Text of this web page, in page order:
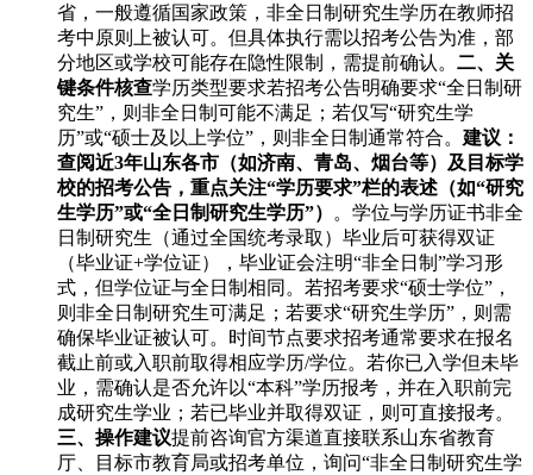
省，一般遵循国家政策，非全日制研究生学历在教师招
考中原则上被认可。但具体执行需以招考公告为准，部
分地区或学校可能存在隐性限制，需提前确认。 二、关
键条件核查学历类型要求若招考公告明确要求“全日制研
究生”，则非全日制可能不满足；若仅写“研究生学
历”或“硕士及以上学位”，则非全日制通常符合。 建议：
查阅近3年山东各市（如济南、青岛、烟台等）及目标学
校的招考公告，重点关注“学历要求”栏的表述（如“研究
生学历”或“全日制研究生学历”）
。学位与学历证书非全
日制研究生（通过全国统考录取）毕业后可获得双证
（毕业证+学位证），毕业证会注明“非全日制”学习形
式，但学位证与全日制相同。若招考要求“硕士学位”，
则非全日制研究生可满足；若要求“研究生学历”，则需
确保毕业证被认可。时间节点要求招考通常要求在报名
截止前或入职前取得相应学历/学位。若你已入学但未毕
业，需确认是否允许以“本科”学历报考，并在入职前完
成研究生学业；若已毕业并取得双证，则可直接报考。
三、操作建议提前咨询官方渠道直接联系山东省教育
厅、目标市教育局或招考单位，询问“非全日制研究生学